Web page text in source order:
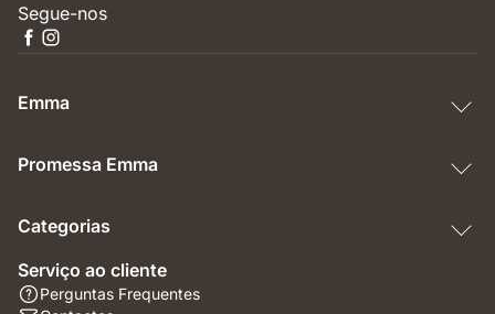
Segue-nos
Emma
Promessa Emma
Categorias
Serviço ao cliente
Perguntas Frequentes